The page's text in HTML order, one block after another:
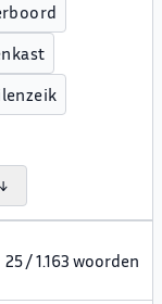
25 / 1.163 woorden